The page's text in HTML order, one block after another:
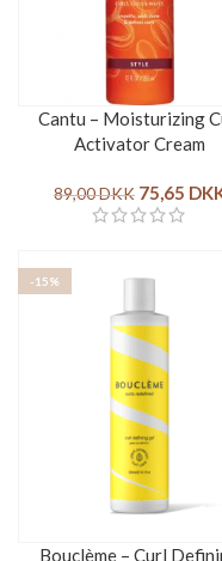
Cantu – Moisturizing
Activator Cream
89,00DKK 75,65
-15%
Bouclème – Curl